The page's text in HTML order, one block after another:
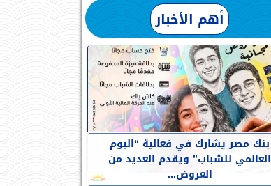
أهم الأخبار
بنك مصر يشارك في فعالية “اليوم
العالمي للشباب” ويقدم العديد من
العروض...